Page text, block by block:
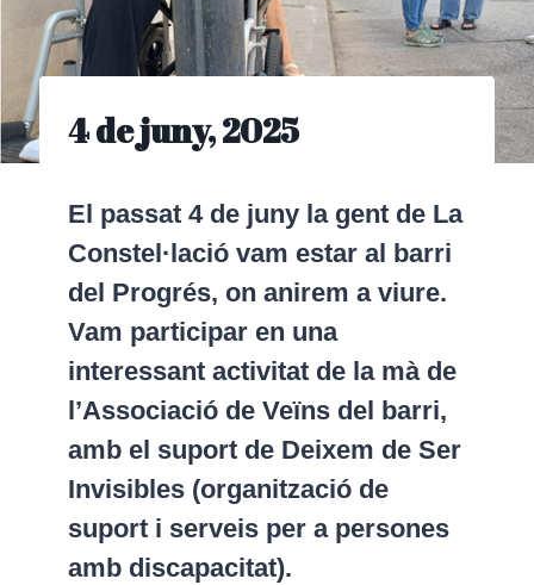
4 de juny, 2025
El passat 4 de juny la gent de La
Constel·lació vam estar al barri
del Progrés, on anirem a viure.
Vam participar en una
interessant activitat de la mà de
l’Associació de Veïns del barri,
amb el suport de Deixem de Ser
Invisibles (organització de
suport i serveis per a persones
amb discapacitat).